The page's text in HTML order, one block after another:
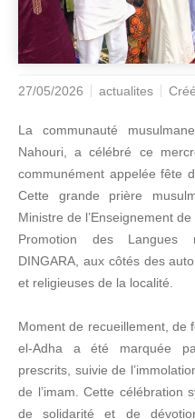
27/05/2026 actualites
La communauté
Nahouri, a célébré ce
communément appelée fête
Cette grande prière
Ministre de l’Enseignement
Promotion des Langues
DINGARA, aux côtés des
et religieuses de la localité.
Moment de recueillement, de
el-Adha a été marquée
prescrits, suivie de
de l’imam. Cette célébration
de solidarité et de